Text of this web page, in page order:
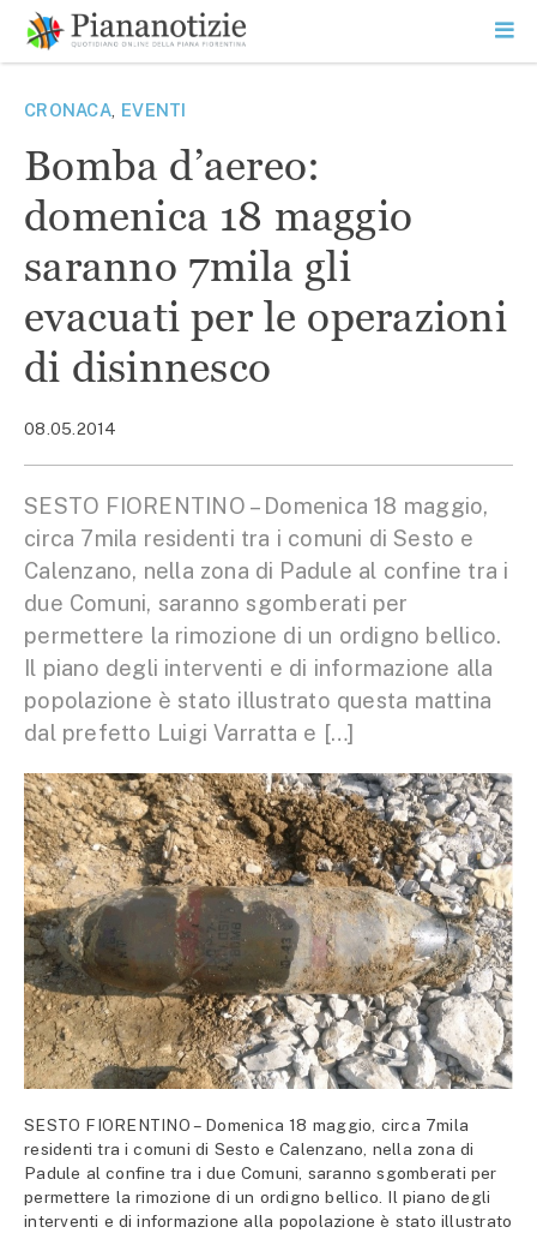
contenuto
SEARCH
CRONACA, EVENTI
Bomba d’aereo:
domenica 18 maggio
saranno 7mila gli
evacuati per le operazioni
di disinnesco
08.05.2014
SESTO FIORENTINO – Domenica 18 maggio,
circa 7mila residenti tra i comuni di Sesto e
Calenzano, nella zona di Padule al confine tra i
due Comuni, saranno sgomberati per
permettere la rimozione di un ordigno bellico.
Il piano degli interventi e di informazione alla
popolazione è stato illustrato questa mattina
dal prefetto Luigi Varratta e […]
SESTO FIORENTINO – Domenica 18 maggio, circa 7mila
residenti tra i comuni di Sesto e Calenzano, nella zona di
Padule al confine tra i due Comuni, saranno sgomberati per
permettere la rimozione di un ordigno bellico. Il piano degli
interventi e di informazione alla popolazione è stato illustrato